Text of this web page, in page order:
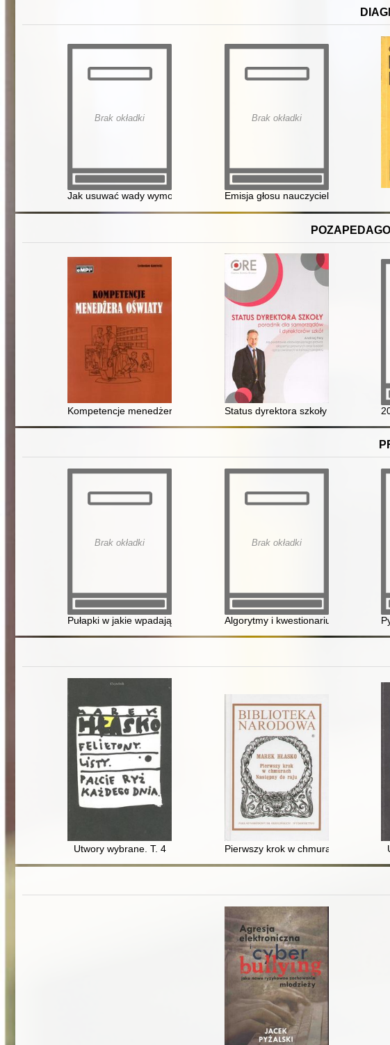
Brak okładki
Jak usuwać wady wymowy : porady dla nauczycieli i rodziców
Brak okładki
Emisja głosu nauczyciela : wybrane
Kompetencje menedżera oświaty : poradnik dla dyrektorów szkół i
Status dyrektora szkoły : poradnik
Brak okładki
Pułapki w jakie wpadają realizatorzy procedury "Niebieskie Karty"
Brak okładki
Algorytmy i kwestionariusze dla
Utwory wybrane. T. 4 Pierwszy krok w chmurach.